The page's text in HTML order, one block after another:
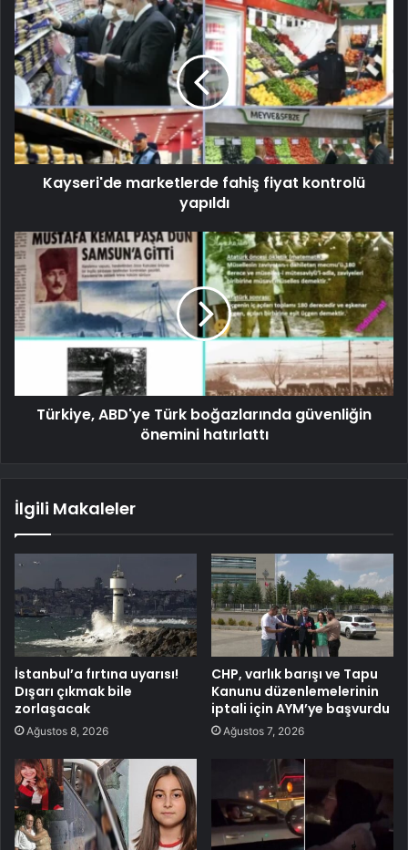
Kayseri'de marketlerde fahiş fiyat kontrolü
yapıldı
Türkiye, ABD'ye Türk boğazlarında güvenliğin
önemini hatırlattı
İlgili Makaleler
İstanbul’a fırtına uyarısı!
Dışarı çıkmak bile
zorlaşacak
Ağustos 8, 2026
CHP, varlık barışı ve Tapu
Kanunu düzenlemelerinin
iptali için AYM’ye başvurdu
Ağustos 7, 2026